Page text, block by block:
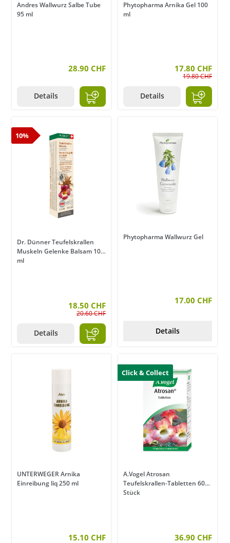
Andres Wallwurz Salbe Tube
95 ml
28.90 CHF
Details
Phytopharma Arnika Gel 100
ml
17.80 CHF
19.80 CHF
Details
10%
Dr. Dünner Teufelskrallen
Muskeln Gelenke Balsam 100
ml
18.50 CHF
20.60 CHF
Details
Phytopharma Wallwurz Gel
17.00 CHF
Details
UNTERWEGER Arnika
Einreibung liq 250 ml
15.10 CHF
Click & Collect
A.Vogel Atrosan
Teufelskrallen-Tabletten 60
Stück
36.90 CHF